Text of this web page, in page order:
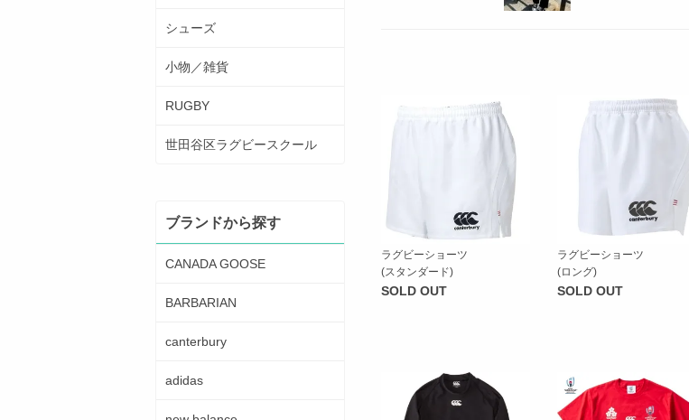
ラグビーショーツ
(スタンダード)
SOLD OUT
ラグビーショーツ
(ロング)
SOLD OUT
シューズ
小物／雑貨
RUGBY
世田谷区ラグビースクール
ブランドから探す
CANADA GOOSE
BARBARIAN
canterbury
adidas